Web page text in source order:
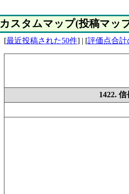
カスタムマップ(投稿マッ
[最近投稿された50件] | [評価点合計
1422.